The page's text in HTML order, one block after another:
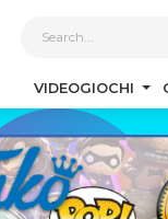
VIDEOGIOCHI